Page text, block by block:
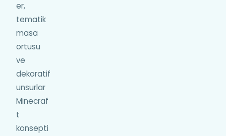
er,
tematik
masa
ortusu
ve
dekoratif
unsurlar
Minecraf
t
konsepti